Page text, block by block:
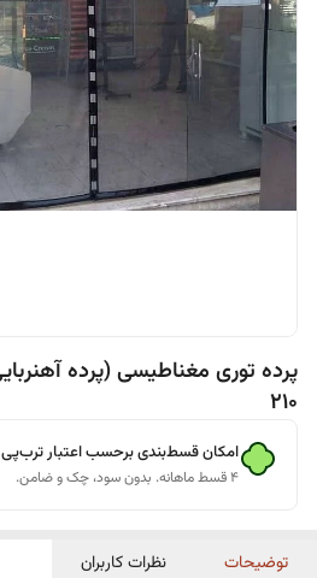
210
امکان قسط‌بندی برحسب اعتبار ترب‌پی
۴ قسط ماهانه. بدون سود، چک و ضامن.
توضیحات نظرات کاربران